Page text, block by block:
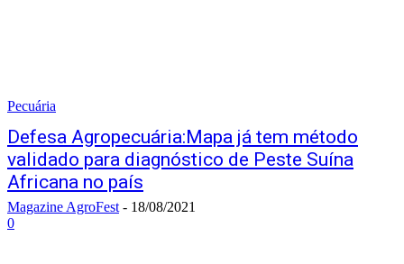
Pecuária
Defesa Agropecuária:Mapa já tem método
validado para diagnóstico de Peste Suína
Africana no país
Magazine AgroFest - 18/08/2021
0